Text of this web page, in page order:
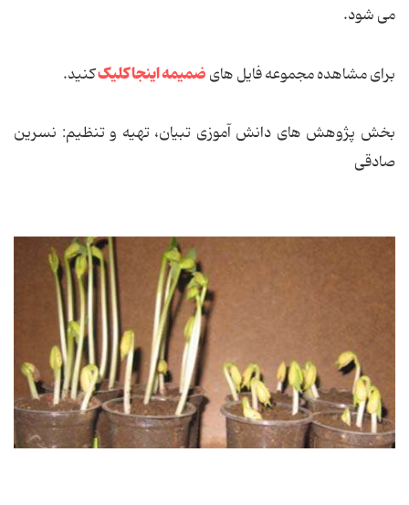
می شود.
برای مشاهده مجموعه فایل هایضمیمه اینجا کلیککنید.
بخش پژوهش های دانش آموزی تبیان، تهیه و تنظیم: نسرین
صادقی